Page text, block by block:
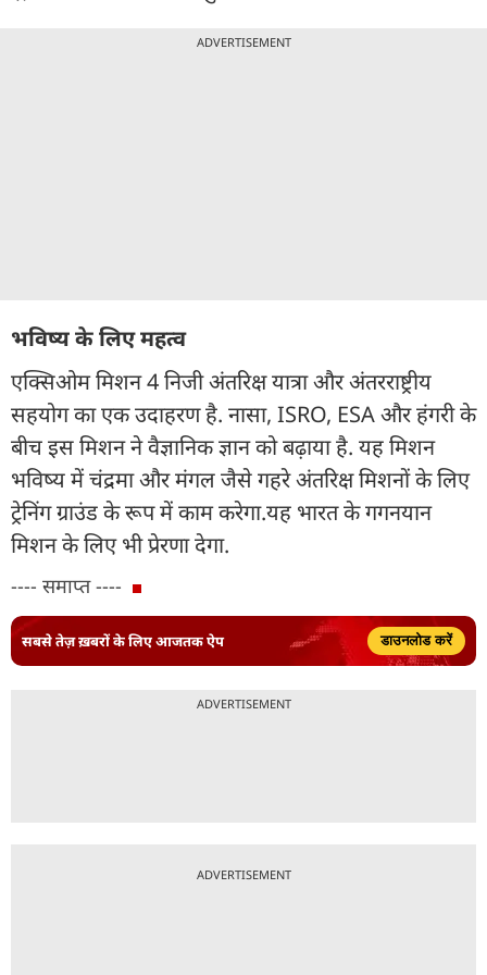
ADVERTISEMENT
भविष्य के लिए महत्व
एक्सिओम मिशन 4 निजी अंतरिक्ष यात्रा और अंतरराष्ट्रीय
सहयोग का एक उदाहरण है. नासा, ISRO, ESA और हंगरी के
बीच इस मिशन ने वैज्ञानिक ज्ञान को बढ़ाया है. यह मिशन
भविष्य में चंद्रमा और मंगल जैसे गहरे अंतरिक्ष मिशनों के लिए
ट्रेनिंग ग्राउंड के रूप में काम करेगा.यह भारत के गगनयान
मिशन के लिए भी प्रेरणा देगा.
---- समाप्त ----
सबसे तेज़ ख़बरों के लिए आजतक ऐप डाउनलोड करें
ADVERTISEMENT
ADVERTISEMENT